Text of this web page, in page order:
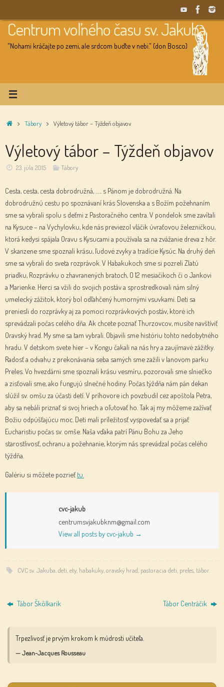
to
content
Centrum voľného času sv. Jakuba
"Nohami kráčajte po zemi, ale srdcom buďte v nebi." (don Bosco)
HomeTábory Výletový tábor – Týždeň objavov
Výletový tábor – Týždeň objavov
23. júla 2015 Tábory
Cesta, cesta, cesta dobrodružná, ….. s Pánom je dobrodružná. Na
dobrodružnú cestu po spoznávaní krás Slovenska a s Božím požehnaním
sme sa vybrali spolu s deťmi z Pastoračného centra. V pondelok sme zavítali
na Kysuce – na Vychylovku, kde nás previezol vláčik úvraťovou železničkou,
ktorá kedysi spájala Oravu s Kysucami a používala sa na zvážanie dreva z hôr.
V skanzene sme spoznali krásu, ľudové zvyky a tradície Kysúc. Na druhý deň
sme sa vybrali do sveta rozprávok. V Habakukoch sme si pozreli Zlatú
priadku, Rozprávku o zhavranených bratoch, O 12 mesiačikoch či o Jankovi
a Marienke. Herci sa vžili do svojich postáv a sprostredkovali nám silný
umelecký zážitok, ktorý bol odľahčený humornými vsuvkami. Deti sa
preniesli do rozprávky aj za pomoci rozprávkových postáv, ktoré ich
sprevádzali počas celého dňa. Ak chcete poznať Thurzovcov, musíte navštíviť
Oravský hrad. My sme sa tam vybrali. Objavili sme históriu tohto nedobytného
hradu. V detskom svete hier – v Kongu čakali na nás hry a zaujímavé zážitky.
Radosť a odvahu z prekonávania seba samých sme zažili v lanovom parku
Preles. Vo hvezdárni sme spoznali krásu vesmíru, pozorovali sme slniečko
a zisťovali sme, ako fungujú slnečné hodiny. Počas týždňa nám pán dekan
slúžil sv. omšu za účasti detí. V príhovore ich povzbudil cez apoštola Petra,
aby sa nebáli priznať si svoj hriech a oľutovať ho. Tak aj my môžeme zažívať
Božiu odpúšťajúcu moc. Deti mali príležitosť vyspovedať sa a prijať
Eucharistiu počas sv. omše. Naša vďaka patrí Pánu Bohu za Jeho
starostlivosť, ochranu a požehnanie, ktorým nás sprevádzal počas celého
týždňa.
Galériu si môžete pozrieť tu.
cvc-jakub
centrumsvjakubknm@gmail.com
View all posts by cvc-jakub →
CVC sv. Jakuba deti ety, habakuky, oravský hrad pastoracia deti preles, tábor.
Tábor Škôlkarik Tábor Centráčik
Trpezlivosť je prvým krokom k múdrosti učiteľa.
— Jean-Jacques Rousseau